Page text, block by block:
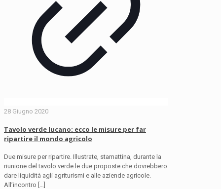
28 Giugno 2020
Tavolo verde lucano: ecco le misure per far
ripartire il mondo agricolo
Due misure per ripartire. Illustrate, stamattina, durante la
riunione del tavolo verde le due proposte che dovrebbero
dare liquidità agli agriturismi e alle aziende agricole.
All’incontro